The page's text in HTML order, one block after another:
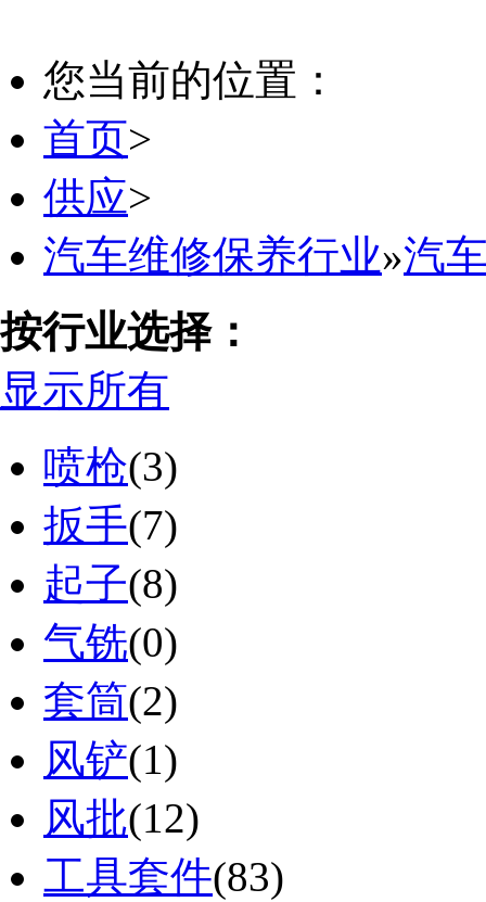
您当前的位置：
首页>
供应>
汽车维修保养行业»汽
按行业选择：
显示所有
喷枪(3)
扳手(7)
起子(8)
气铣(0)
套筒(2)
风铲(1)
风批(12)
工具套件(83)